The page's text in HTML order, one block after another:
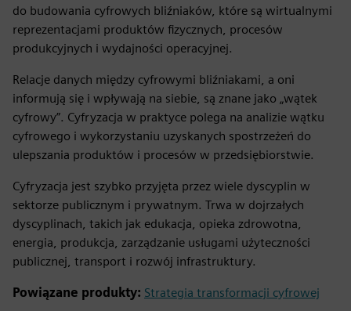
do budowania cyfrowych bliźniaków, które są wirtualnymi
reprezentacjami produktów fizycznych, procesów
produkcyjnych i wydajności operacyjnej.
Relacje danych między cyfrowymi bliźniakami, a oni
informują się i wpływają na siebie, są znane jako „wątek
cyfrowy”. Cyfryzacja w praktyce polega na analizie wątku
cyfrowego i wykorzystaniu uzyskanych spostrzeżeń do
ulepszania produktów i procesów w przedsiębiorstwie.
Cyfryzacja jest szybko przyjęta przez wiele dyscyplin w
sektorze publicznym i prywatnym. Trwa w dojrzałych
dyscyplinach, takich jak edukacja, opieka zdrowotna,
energia, produkcja, zarządzanie usługami użyteczności
publicznej, transport i rozwój infrastruktury.
Powiązane produkty: Strategia transformacji cyfrowej